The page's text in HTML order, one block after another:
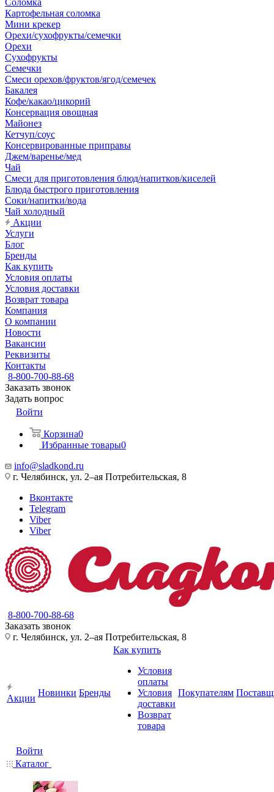
Соломка
Картофельная соломка
Мини крекер
Орехи/сухофрукты/семечки
Орехи
Сухофрукты
Семечки
Смеси орехов/фруктов/ягод/семечек
Бакалея
Кофе/какао/цикорий
Консервация овощная
Майонез
Кетчуп/соус
Консервированные приправы
Джем/варенье/мед
Чай
Смеси для приготовления блюд/напитков/киселей
Блюда быстрого приготовления
Соки/напитки/вода
Чай холодный
Акции
Услуги
Блог
Бренды
Как купить
Условия оплаты
Условия доставки
Возврат товара
Компания
О компании
Новости
Вакансии
Реквизиты
Контакты
8-800-700-88-68
Заказать звонок
Задать вопрос
Войти
Корзина0
Избранные товары0
info@sladkond.ru
г. Челябинск, ул. 2–ая Потребительская, 8
Вконтакте
Telegram
Viber
Viber
8-800-700-88-68
Заказать звонок
г. Челябинск, ул. 2–ая Потребительская, 8
Акции
Новинки Бренды
Как купить
Условия
оплаты
Условия
доставки
Возврат
товара
Покупателям
Войти
Каталог